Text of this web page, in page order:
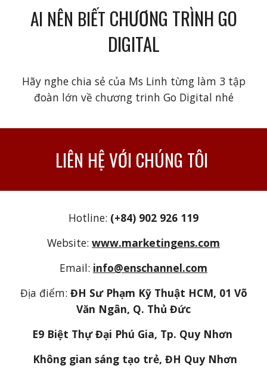
AI NÊN BIẾT CHƯƠNG TRÌNH GO
DIGITAL
Hãy nghe chia sẻ của Ms Linh từng làm 3 tập
đoàn lớn về chương trinh Go Digital nhé
LIÊN HỆ VỚI CHÚNG TÔI
Hotline: (+84) 902 926 119
Website: www.marketingens.com
Email: info@enschannel.com
Địa điểm: ĐH Sư Phạm Kỹ Thuật HCM, 01 Võ
Văn Ngân, Q. Thủ Đức
E9 Biệt Thự Đại Phú Gia, Tp. Quy Nhơn
Không gian sáng tạo trẻ, ĐH Quy Nhơn